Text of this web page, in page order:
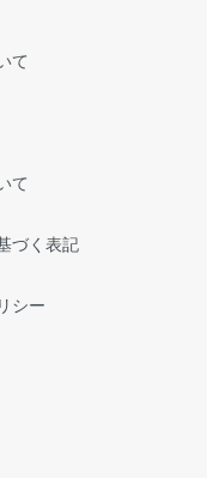
て
て
づく表記
シー